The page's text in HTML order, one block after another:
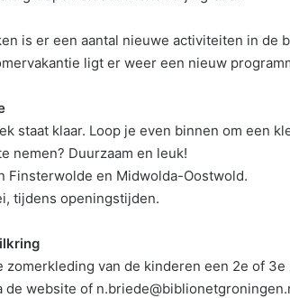
is er een aantal nieuwe activiteiten in de
ligt er weer een nieuw
staat klaar. Loop je even binnen om een
nemen? Duurzaam en leuk!
Finsterwolde en Midwolda-Oostwold.
tijdens openingstijden.
zomerkleding van de kinderen een 2e of
de website of